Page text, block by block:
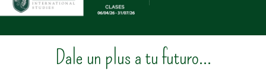
Dale un plus a tu futuro...